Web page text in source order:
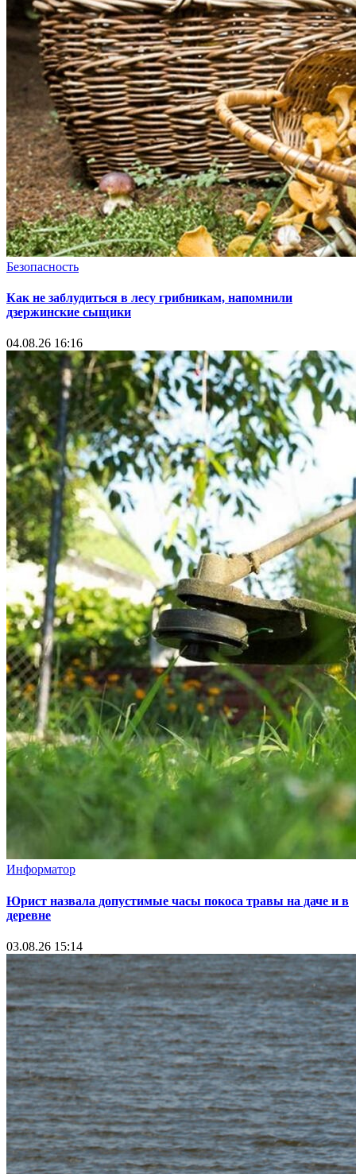
Безопасность
Как не заблудиться в лесу грибникам, напомнили
дзержинские сыщики
04.08.26 16:16
Информатор
Юрист назвала допустимые часы покоса травы на даче и в
деревне
03.08.26 15:14